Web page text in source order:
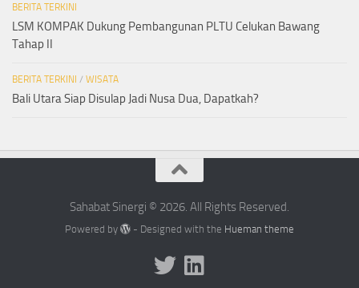
BERITA TERKINI
LSM KOMPAK Dukung Pembangunan PLTU Celukan Bawang
Tahap II
BERITA TERKINI / WISATA
Bali Utara Siap Disulap Jadi Nusa Dua, Dapatkah?
Sahabat Sinergi © 2026. All Rights Reserved.
Powered by - Designed with the Hueman theme